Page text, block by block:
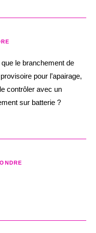
le branchement de
pour l’apairage,
contrôler avec un
sur batterie ?